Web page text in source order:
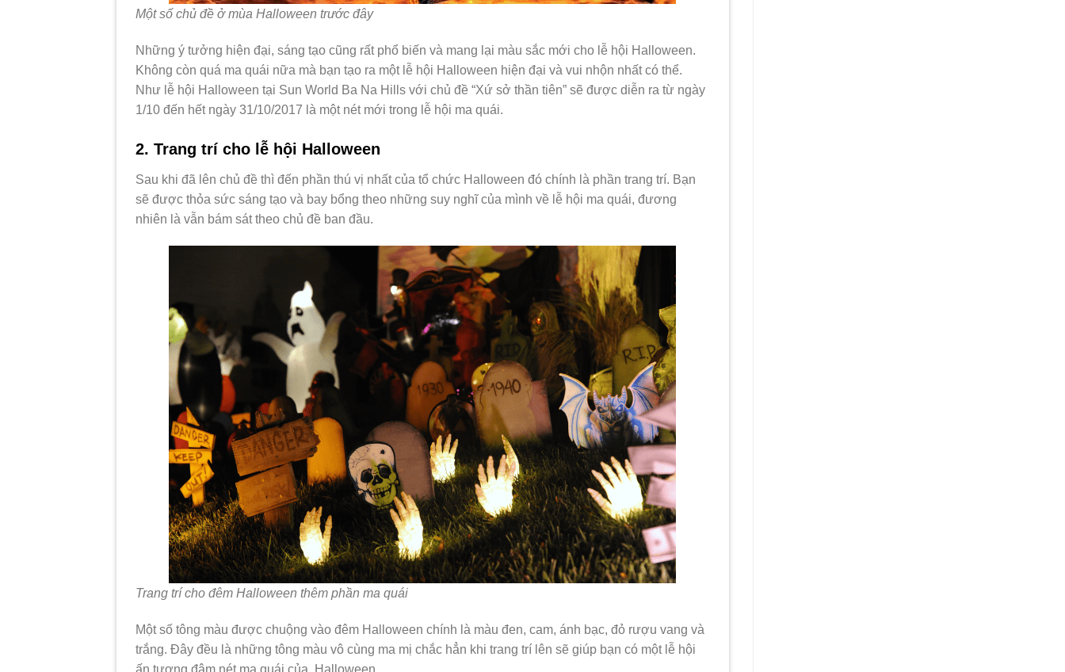
Một số chủ đề ở mùa Halloween trước đây
Những ý tưởng hiện đại, sáng tạo cũng rất phổ biến và mang lại màu sắc mới cho lễ hội Halloween.
Không còn quá ma quái nữa mà bạn tạo ra một lễ hội Halloween hiện đại và vui nhộn nhất có thể.
Như lễ hội Halloween tại Sun World Ba Na Hills với chủ đề “Xứ sở thần tiên” sẽ được diễn ra từ ngày
1/10 đến hết ngày 31/10/2017 là một nét mới trong lễ hội ma quái.
2. Trang trí cho lễ hội Halloween
Sau khi đã lên chủ đề thì đến phần thú vị nhất của tổ chức Halloween đó chính là phần trang trí. Bạn
sẽ được thỏa sức sáng tạo và bay bổng theo những suy nghĩ của mình về lễ hội ma quái, đương
nhiên là vẫn bám sát theo chủ đề ban đầu.
Trang trí cho đêm Halloween thêm phần ma quái
Một số tông màu được chuộng vào đêm Halloween chính là màu đen, cam, ánh bạc, đỏ rượu vang và
trắng. Đây đều là những tông màu vô cùng ma mị chắc hẳn khi trang trí lên sẽ giúp bạn có một lễ hội
ấn tượng đậm nét ma quái của Halloween.